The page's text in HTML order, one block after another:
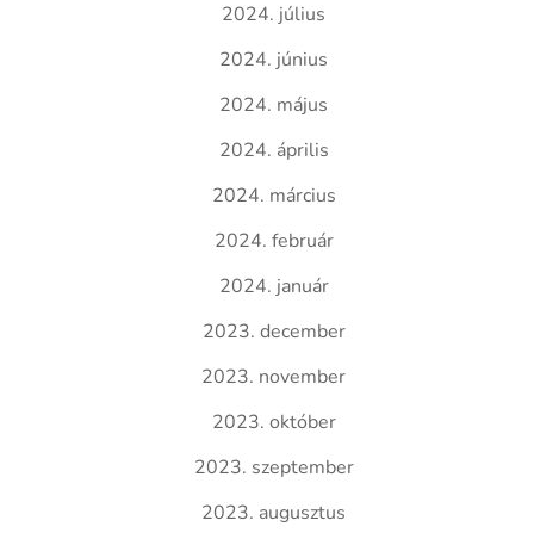
2024. július
2024. június
2024. május
2024. április
2024. március
2024. február
2024. január
2023. december
2023. november
2023. október
2023. szeptember
2023. augusztus